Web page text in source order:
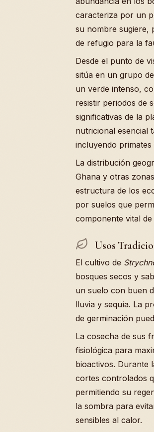
caracteriza por un
su nombre sugiere,
de refugio para la
Desde el punto de
sitúa en un grupo
un verde intenso,
resistir periodos de
significativas de la
nutricional esencial
incluyendo
La distribución
Ghana y otras
estructura de los
por suelos que
componente vital
Usos
El cultivo de
bosques secos y
un suelo con buen
lluvia y sequía. La
de germinación
La cosecha de sus
fisiológica para
bioactivos. Durante
cortes controlados
permitiendo su
la sombra para
sensibles al calor.